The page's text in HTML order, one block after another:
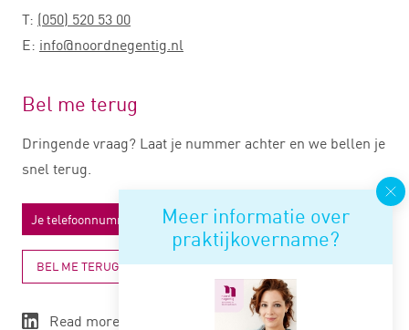
Meer informatie over
praktijkovername?
T: (050) 520 53 00
E: info@noordnegentig.nl
Bel me terug
Dringende vraag? Laat je nummer achter en we bellen je
snel terug.
BEL ME TERUG
Read more